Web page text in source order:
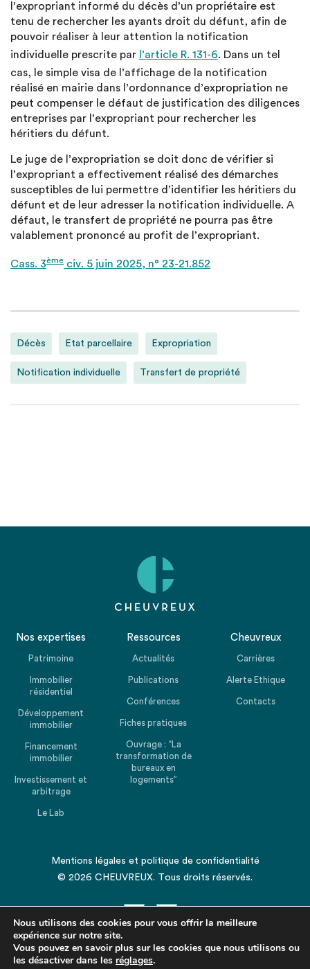
l’expropriant informé du décès d’un propriétaire est
tenu de rechercher les ayants droit du défunt, afin de
pouvoir réaliser à leur attention la notification
individuelle prescrite par l’article R. 131-6. Dans un tel
cas, le simple visa de l’affichage de la notification
réalisé en mairie dans l’ordonnance d’expropriation ne
peut compenser le défaut de justification des diligences
entreprises par l’expropriant pour rechercher les
héritiers du défunt.
Le juge de l’expropriation se doit donc de vérifier si
l’expropriant a effectivement réalisé des démarches
susceptibles de lui permettre d’identifier les héritiers du
défunt et de leur adresser la notification individuelle. A
défaut, le transfert de propriété ne pourra pas être
valablement prononcé au profit de l’expropriant.
Cass. 3ème civ. 5 juin 2025, n° 23-21.852
Décès Etat parcellaire Expropriation
Notification individuelle Transfert de propriété
Nos expertises
Patrimoine
Immobilier
résidentiel
Développement
immobilier
Financement
immobilier
Investissement et
arbitrage
Le Lab
Ressources
Actualités
Publications
Conférences
Fiches pratiques
Ouvrage : “La
transformation de
bureaux en
logements”
Cheuvreux
Carrières
Alerte Ethique
Contacts
Mentions légales et politique de confidentialité
© 2026 CHEUVREUX. Tous droits réservés.
Revenir en haut de la page
Nous utilisons des cookies pour vous offrir la meilleure
expérience sur notre site.
Vous pouvez en savoir plus sur les cookies que nous utilisons ou
les désactiver dans les réglages.